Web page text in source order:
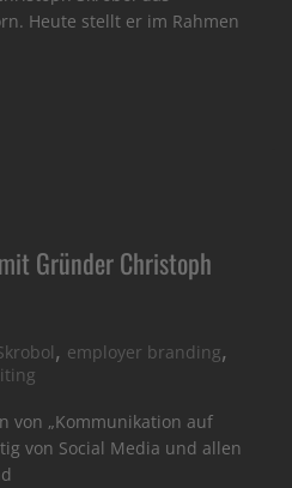
Heute stellt er im Rahmen
Gründer Christoph
, employer branding,
von „Kommunikation auf
von Social Media und allen